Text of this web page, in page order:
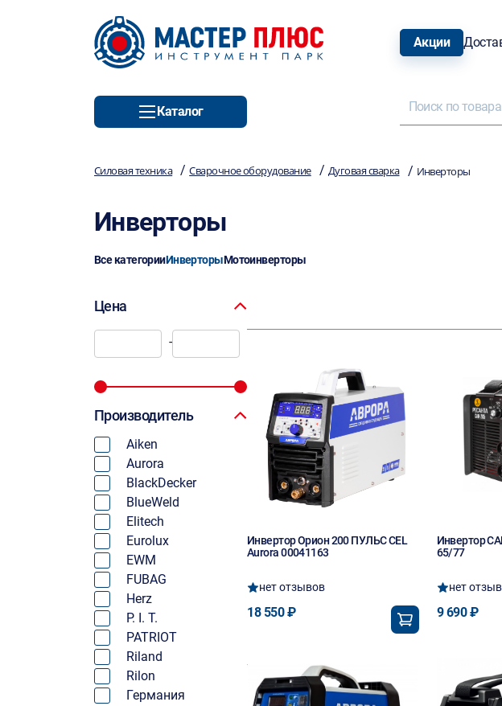
Акции
Каталог
Силовая техника /Сварочное оборудование / Дуговая сварка / Инверторы
Инверторы
Все категорииИнверторыМотоинверторы
Цена
-
Производитель
Aiken
Aurora
BlackDecker
BlueWeld
Elitech
Eurolux
EWM
FUBAG
Herz
P. I. T.
PATRIOT
Riland
Rilon
Германия
Инвертор Орион 200 ПУЛЬС CEL
Aurora 00041163
нет отзывов
18 550 ₽
Инвертор
65/77
нет
9 690 ₽